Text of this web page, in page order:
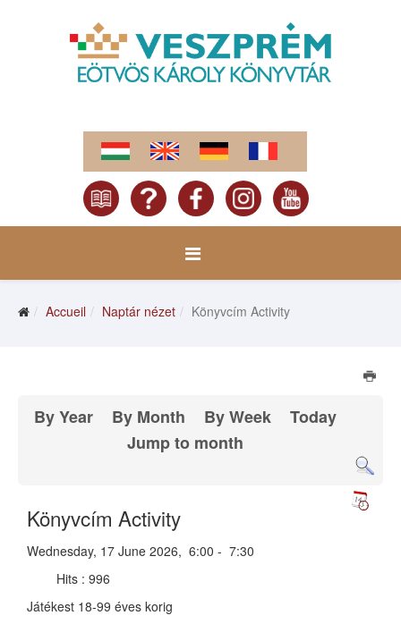
Accueil Naptár nézet Könyvcím Activity
By Year By Month By Week
Today
Jump to month
Könyvcím Activity
Wednesday, 17 June 2026, 6:00 - 7:30
Hits : 996
Játékest 18-99 éves korig